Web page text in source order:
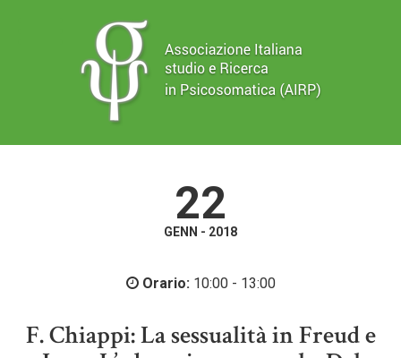
22
GENN - 2018
Orario:10:00 - 13:00
F. Chiappi: La sessualità in Freud e